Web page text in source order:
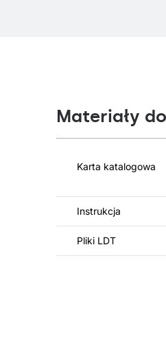
Materiały
Karta katalogowa
Instrukcja
Pliki LDT